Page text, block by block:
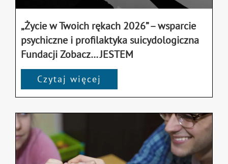
„Życie w Twoich rękach 2026” – wsparcie
psychiczne i profilaktyka suicydologiczna
Fundacji Zobacz… JESTEM
Czytaj więcej